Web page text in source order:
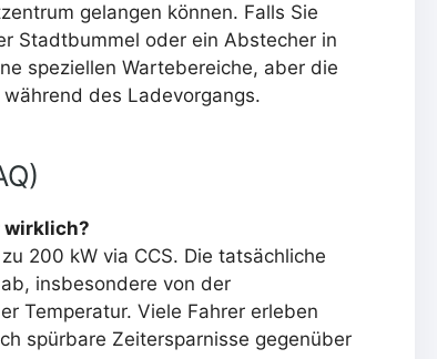
gelangen können. Falls Sie
Stadtbummel oder ein Abstecher in
speziellen Wartebereiche, aber die
des Ladevorgangs.
wirklich?
200 kW via CCS. Die tatsächliche
insbesondere von der
Temperatur. Viele Fahrer erleben
spürbare Zeitersparnisse gegenüber